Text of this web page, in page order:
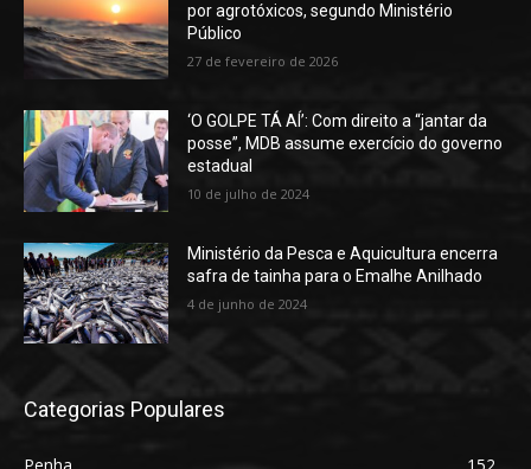
por agrotóxicos, segundo Ministério
Público
27 de fevereiro de 2026
‘O GOLPE TÁ AÍ’: Com direito a “jantar da
posse”, MDB assume exercício do governo
estadual
10 de julho de 2024
Ministério da Pesca e Aquicultura encerra
safra de tainha para o Emalhe Anilhado
4 de junho de 2024
Categorias Populares